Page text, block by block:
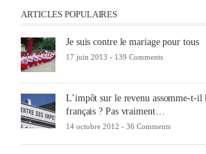
ARTICLES POPULAIRES
Je suis contre le mariage pour tous
17 juin 2013 - 139 Comments
L’impôt sur le revenu assomme-t-il
français ? Pas vraiment…
14 octobre 2012 - 36 Comments